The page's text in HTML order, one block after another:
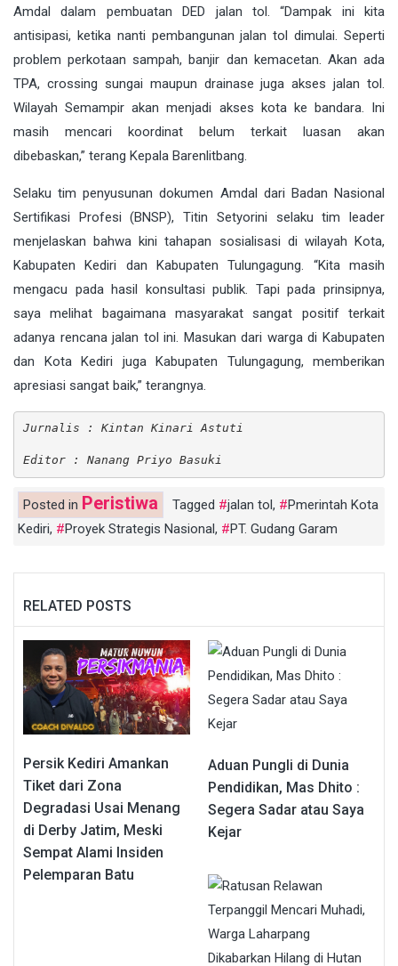
Amdal dalam pembuatan DED jalan tol. “Dampak ini kita
antisipasi, ketika nanti pembangunan jalan tol dimulai. Seperti
problem perkotaan sampah, banjir dan kemacetan. Akan ada
TPA, crossing sungai maupun drainase juga akses jalan tol.
Wilayah Semampir akan menjadi akses kota ke bandara. Ini
masih mencari koordinat belum terkait luasan akan
dibebaskan,” terang Kepala Barenlitbang.
Selaku tim penyusunan dokumen Amdal dari Badan Nasional
Sertifikasi Profesi (BNSP), Titin Setyorini selaku tim leader
menjelaskan bahwa kini tahapan sosialisasi di wilayah Kota,
Kabupaten Kediri dan Kabupaten Tulungagung. “Kita masih
mengacu pada hasil konsultasi publik. Tapi pada prinsipnya,
saya melihat bagaimana masyarakat sangat positif terkait
adanya rencana jalan tol ini. Masukan dari warga di Kabupaten
dan Kota Kediri juga Kabupaten Tulungagung, memberikan
apresiasi sangat baik,” terangnya.
Jurnalis : Kintan Kinari Astuti
Editor : Nanang Priyo Basuki
Posted in Peristiwa Tagged jalan tol,
Pmerintah Kota
Kediri, Proyek Strategis Nasional, PT. Gudang Garam
RELATED POSTS
Persik Kediri Amankan
Tiket dari Zona
Degradasi Usai Menang
di Derby Jatim, Meski
Sempat Alami Insiden
Pelemparan Batu
Aduan Pungli di Dunia
Pendidikan, Mas Dhito :
Segera Sadar atau Saya
Kejar